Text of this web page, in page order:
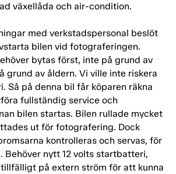
växellåda och air-condition.
med verkstadspersonal beslöt
bilen vid fotograferingen.
bytas först, inte på grund av
grund av åldern. Vi ville inte riskera
Så på denna bil får köparen räkna
fullständig service och
bilen startas. Bilen rullade mycket
ut för fotografering. Dock
kontrolleras och servas, för
Behöver nytt 12 volts startbatteri,
på extern ström för att kunna